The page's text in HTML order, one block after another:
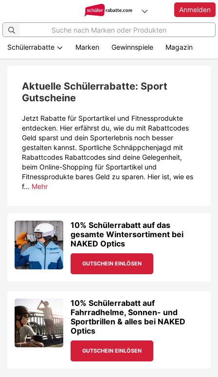
springen
Anmelden
Schülerrabatte Marken Gewinnspiele Magazin
Aktuelle Schülerrabatte: Sport
Gutscheine
Jetzt Rabatte für Sportartikel und Fitnessprodukte
entdecken. Hier erfährst du, wie du mit Rabattcodes
Geld sparst und dein Sporterlebnis noch besser
gestalten kannst. Sportliche Schnäppchenjagd mit
Rabattcodes Rabattcodes sind deine Gelegenheit,
beim Online-Shopping für Sportartikel und
Fitnessprodukte bares Geld zu sparen. Hier ist, wie es
f... Mehr
10% Schülerrabatt auf das
gesamte Wintersortiment bei
NAKED Optics
GUTSCHEIN EINLÖSEN
10% Schülerrabatt auf
Fahrradhelme, Sonnen- und
Sportbrillen & alles bei NAKED
Optics
GUTSCHEIN EINLÖSEN